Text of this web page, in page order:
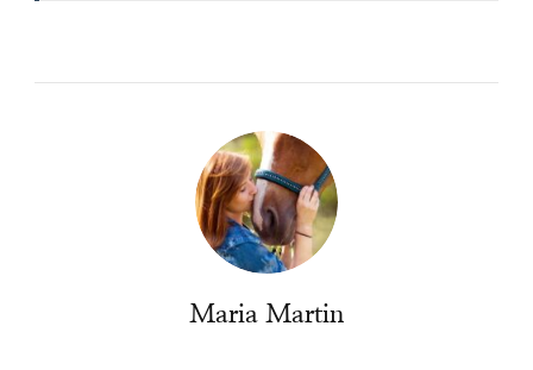
Maria Martin